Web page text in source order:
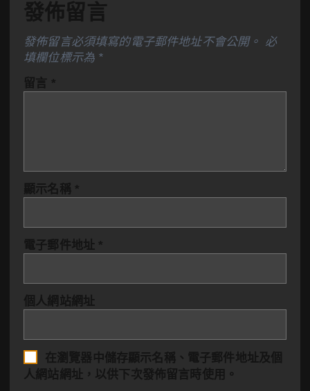
發佈留言
發佈留言必須填寫的電子郵件地址不會公開。
必
填欄位標示為 *
留言 *
顯示名稱 *
電子郵件地址 *
個人網站網址
在瀏覽器 中儲存顯示名稱、電子郵件地址及個
人網站網址，以供下次發佈留言時使用。